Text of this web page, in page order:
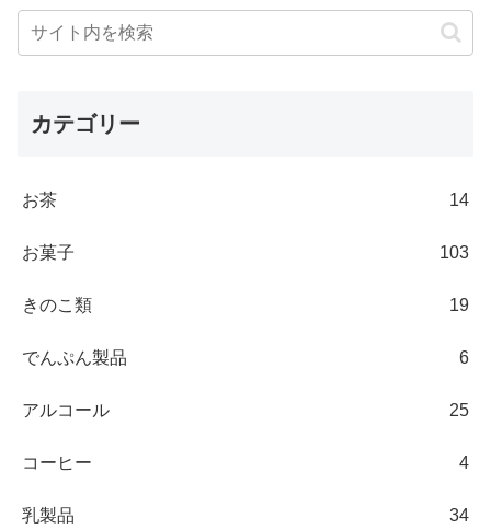
カテゴリー
お茶 14
お菓子 103
きのこ類 19
でんぷん製品 6
アルコール 25
コーヒー 4
乳製品 34